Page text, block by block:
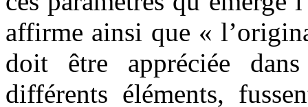
affirme ainsi que «
doit être appréciée
différents éléments,